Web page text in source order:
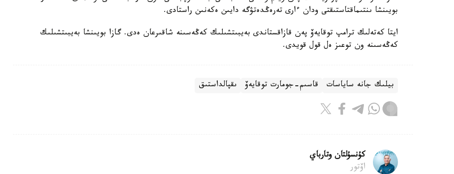
بويىنشا ىنتىماقتاستىقتى ودان ءارى تەرەڭدەتۋگە دايىن ەكەنىن راستادى.
ايتا كەتەلىك ترامپ توقايەۆ پەن قازاقستاندى بەيبىتشىلىك كەڭەسىنە شاقىرعان ەدى. گازا بويىنشا بەيبىتشىلىك
كەڭەسىنە ون توعىز ەل قول قويدى.
بيلىك جانە ساياسات قاسىم-جومارت توقايەۆ ىقپالداستىق
كۇنسۇلتان وتارباي
اۆتور